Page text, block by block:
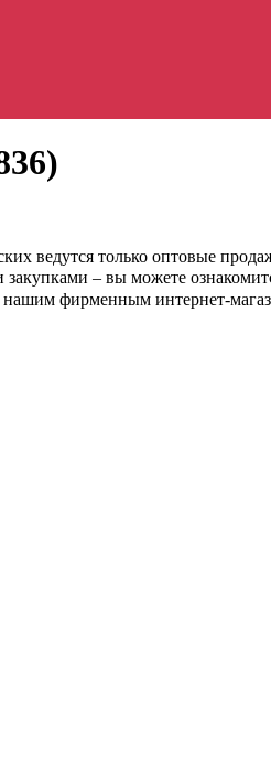
ведутся только оптовые
– вы можете
нашим фирменным интернет-